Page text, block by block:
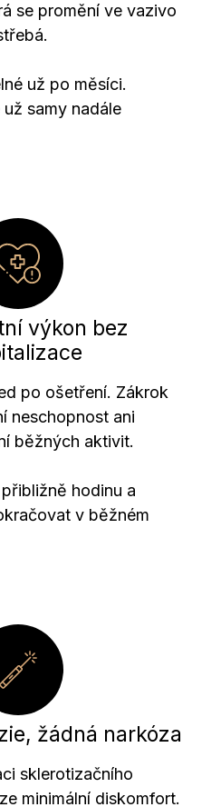
se promění ve vazivo
už po měsíci.
už samy nadále
výkon bez
po ošetření. Zákrok
neschopnost ani
běžných aktivit.
hodinu a
v běžném
žádná narkóza
sklerotizačního
minimální diskomfort.